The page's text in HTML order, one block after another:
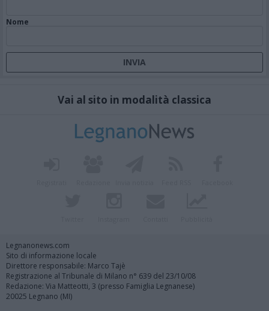
Nome
Vai al sito in modalità classica
Legnanonews.com
Sito di informazione locale
Direttore responsabile: Marco Tajè
Registrazione al Tribunale di Milano n° 639 del 23/10/08
Redazione: Via Matteotti, 3 (presso Famiglia Legnanese)
20025 Legnano (MI)